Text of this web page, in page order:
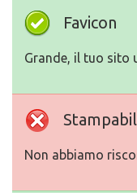
Favicon
Grande, il tuo sito
Non abbiamo